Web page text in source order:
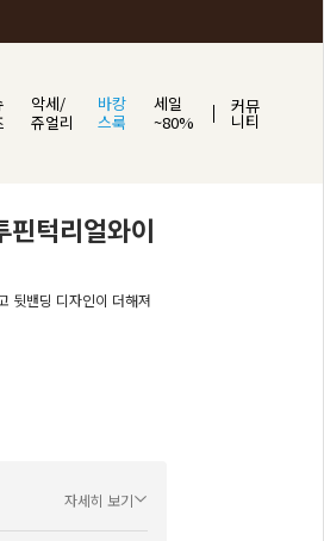
악세/
쥬얼리
바캉
스룩
세일
~80%
커뮤
니티
턱리얼와이
뒷밴딩 디자인이 더해져
자세히 보기